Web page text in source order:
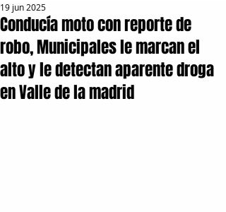
Conducía moto con reporte de
robo, Municipales le marcan el
alto y le detectan aparente droga
en Valle de la madrid
19 jun 2025